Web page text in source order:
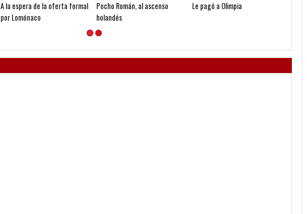
A la espera de la oferta formal
por Lomónaco
Pocho Román, al ascenso
holandés
Le pagó a Olimpia